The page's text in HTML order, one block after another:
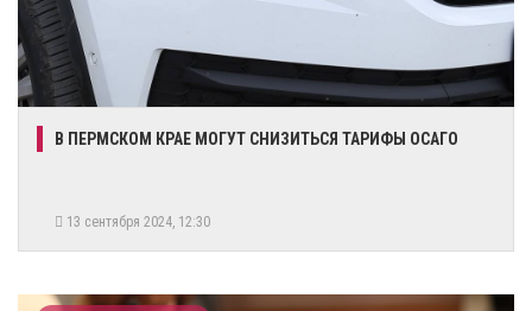
В ПЕРМСКОМ КРАЕ МОГУТ СНИЗИТЬСЯ ТАРИФЫ ОСАГО
13 сентября 2024, 12:30